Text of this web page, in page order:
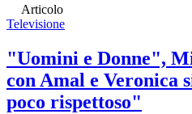
Articolo
Televisione
"Uomini e Donne",
con Amal e Veronica
poco rispettoso"